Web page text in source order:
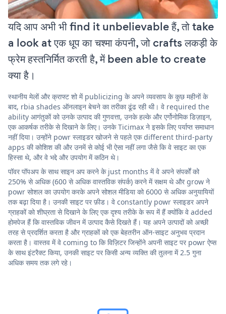
यदि आप अभी भी find it unbelievable हैं, तो take
a look at एक धूप का चश्मा कंपनी, जो crafts लकड़ी के
फ्रेम हस्तनिर्मित करती है, में been able to create
क्या है।
स्थानीय मेलों और क्राफ्ट शो में publicizing के अपने व्यवसाय के कुछ महीनों के
बाद, rbia shades ऑनलाइन बेचने का तरीका ढूंढ रही थी। वे required the
ability आगंतुकों को उनके उत्पाद की गुणवत्ता, उनके हल्के और एर्गोनोमिक डिज़ाइन,
एक आकर्षक तरीके से दिखाने के लिए। उनके Ticimax ने इसके लिए पर्याप्त समाधान
नहीं दिया। उन्होंने powr स्लाइडर खोजने से पहले एक different third-party
apps की कोशिश की और उनमें से कोई भी ऐसा नहीं लगा जैसे कि वे साइट का एक
हिस्सा थे, और वे भद्दे और उपयोग में कठिन थे।
पॉवर पॉपअप के साथ साइन अप करने के just months में वे अपने संपर्कों को
250% से अधिक (600 से अधिक वास्तविक संपर्क) करने में सक्षम थे और grow ने
powr सोशल का उपयोग करके अपने सोशल मीडिया को 6000 से अधिक अनुयायियों
तक बढ़ा दिया है। उनकी साइट पर फ़ीड। वे constantly powr स्लाइडर अपने
ग्राहकों को शीघ्रता से दिखाने के लिए एक दृश्य तरीके के रूप में हैं क्योंकि वे added
होमपेज हैं कि वास्तविक जीवन में उत्पाद कैसे दिखते हैं। यह अपने उत्पादों को अच्छी
तरह से प्रदर्शित करता है और ग्राहकों को एक बेहतरीन ऑन-साइट अनुभव प्रदान
करता है। वास्तव में वे coming to कि विज़िटर जिन्होंने अपनी साइट पर powr ऐप्स
के साथ इंटरैक्ट किया, उनकी साइट पर किसी अन्य व्यक्ति की तुलना में 2.5 गुना
अधिक समय तक लगे रहे।